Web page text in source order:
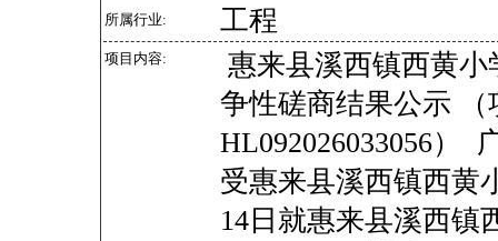
所属行业: 工程
项目内容:
惠来县溪西镇西黄
争性磋商结果公示
HL092026033056）
受惠来县溪西镇西黄
14日就惠来县溪西镇